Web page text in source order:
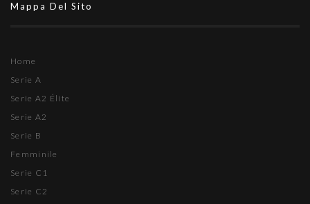
Mappa Del Sito
Home
Serie A
Serie A2 Élite
Serie A2
Serie B
Femminile
Serie C1
Serie C2